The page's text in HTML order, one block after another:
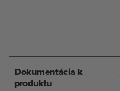
Dokumentácia k
produktu